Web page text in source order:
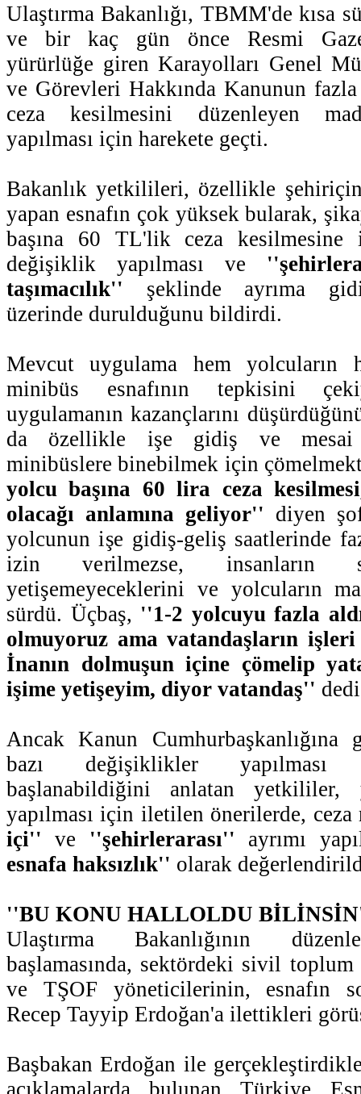
Ulaştırma Bakanlığı, TBMM'de kısa
ve bir kaç gün önce Resmi
yürürlüğe giren Karayolları Genel
ve Görevleri Hakkında Kanunun
ceza kesilmesini düzenleyen
yapılması için harekete geçti.
Bakanlık yetkilileri, özellikle
yapan esnafın çok yüksek bularak,
başına 60 TL'lik ceza kesilmesine
değişiklik yapılması ve
taşımacılık'' şeklinde ayrıma
üzerinde durulduğunu bildirdi.
Mevcut uygulama hem yolcuların
minibüs esnafının tepkisini
uygulamanın kazançlarını
da özellikle işe gidiş ve mesai
minibüslere binebilmek için
yolcu başına 60 lira ceza
olacağı anlamına geliyor'' diyen
yolcunun işe gidiş-geliş saatlerinde
izin verilmezse, insanların
yetişemeyeceklerini ve yolcuların
sürdü. Üçbaş, ''1-2 yolcuyu fazla
olmuyoruz ama vatandaşların
İnanın dolmuşun içine çömelip
işime yetişeyim, diyor vatandaş''
Ancak Kanun Cumhurbaşkanlığına
bazı değişiklikler yapılması
başlanabildiğini anlatan yetkililer,
yapılması için iletilen önerilerde,
içi'' ve ''şehirlerarası'' ayrımı
esnafa haksızlık'' olarak
''BU KONU HALLOLDU
Ulaştırma Bakanlığının
başlamasında, sektördeki sivil
ve TŞOF yöneticilerinin, esnafın
Recep Tayyip Erdoğan'a ilettikleri
Başbakan Erdoğan ile
açıklamalarda bulunan Türkiye